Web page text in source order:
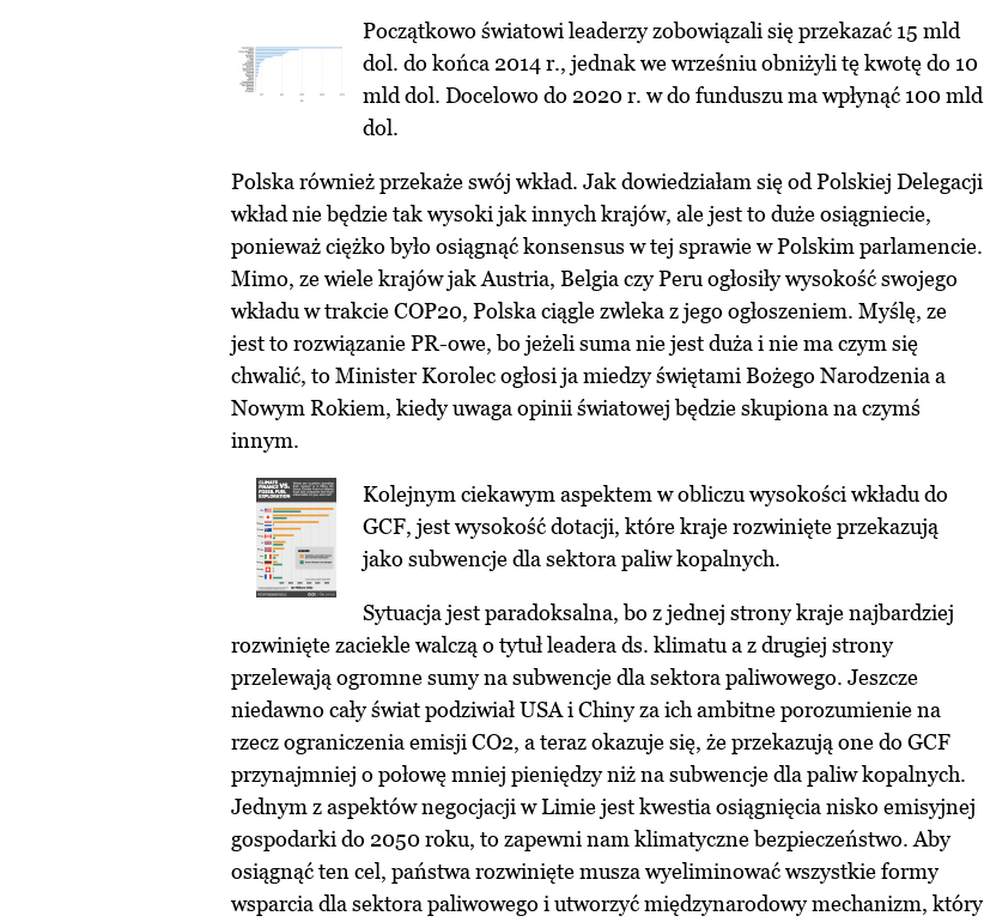
Początkowo światowi leaderzy zobowiązali się przekazać 15 mld
dol. do końca 2014 r., jednak we wrześniu obniżyli tę kwotę do 10
mld dol. Docelowo do 2020 r. w do funduszu ma wpłynąć 100 mld
dol.
Polska również przekaże swój wkład. Jak dowiedziałam się od Polskiej Delegacji
wkład nie będzie tak wysoki jak innych krajów, ale jest to duże osiągniecie,
ponieważ ciężko było osiągnąć konsensus w tej sprawie w Polskim parlamencie.
Mimo, ze wiele krajów jak Austria, Belgia czy Peru ogłosiły wysokość swojego
wkładu w trakcie COP20, Polska ciągle zwleka z jego ogłoszeniem. Myślę, ze
jest to rozwiązanie PR-owe, bo jeżeli suma nie jest duża i nie ma czym się
chwalić, to Minister Korolec ogłosi ja miedzy świętami Bożego Narodzenia a
Nowym Rokiem, kiedy uwaga opinii światowej będzie skupiona na czymś
innym.
Kolejnym ciekawym aspektem w obliczu wysokości wkładu do
GCF, jest wysokość dotacji, które kraje rozwinięte przekazują
jako subwencje dla sektora paliw kopalnych.
Sytuacja jest paradoksalna, bo z jednej strony kraje najbardziej
rozwinięte zaciekle walczą o tytuł leadera ds. klimatu a z drugiej strony
przelewają ogromne sumy na subwencje dla sektora paliwowego. Jeszcze
niedawno cały świat podziwiał USA i Chiny za ich ambitne porozumienie na
rzecz ograniczenia emisji CO2, a teraz okazuje się, że przekazują one do GCF
przynajmniej o połowę mniej pieniędzy niż na subwencje dla paliw kopalnych.
Jednym z aspektów negocjacji w Limie jest kwestia osiągnięcia nisko emisyjnej
gospodarki do 2050 roku, to zapewni nam klimatyczne bezpieczeństwo. Aby
osiągnąć ten cel, państwa rozwinięte musza wyeliminować wszystkie formy
wsparcia dla sektora paliwowego i utworzyć międzynarodowy mechanizm, który